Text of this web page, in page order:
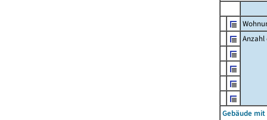
Anzahl
Gebäude